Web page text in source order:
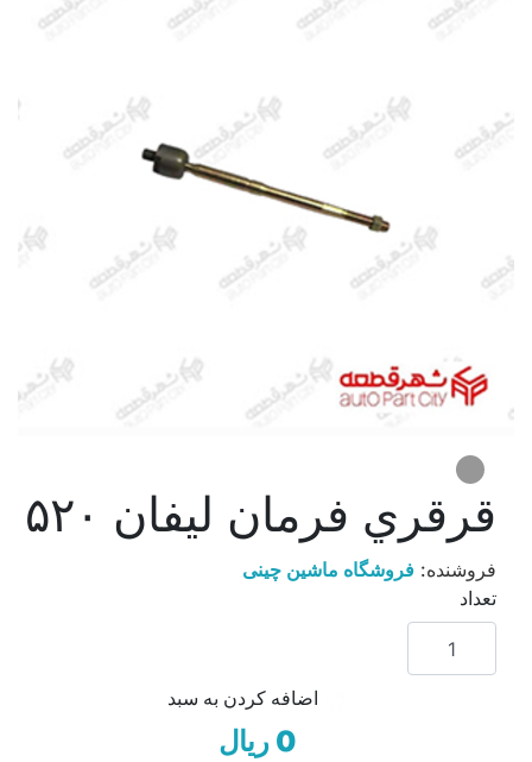
قرقري فرمان ليفان ۵۲۰
فروشنده: فروشگاه ماشین چینی
تعداد
اضافه کردن به سبد
0 ریال